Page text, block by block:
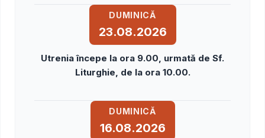
DUMINICĂ
23.08.2026
Utrenia începe la ora 9.00, urmată de Sf.
Liturghie, de la ora 10.00.
DUMINICĂ
16.08.2026